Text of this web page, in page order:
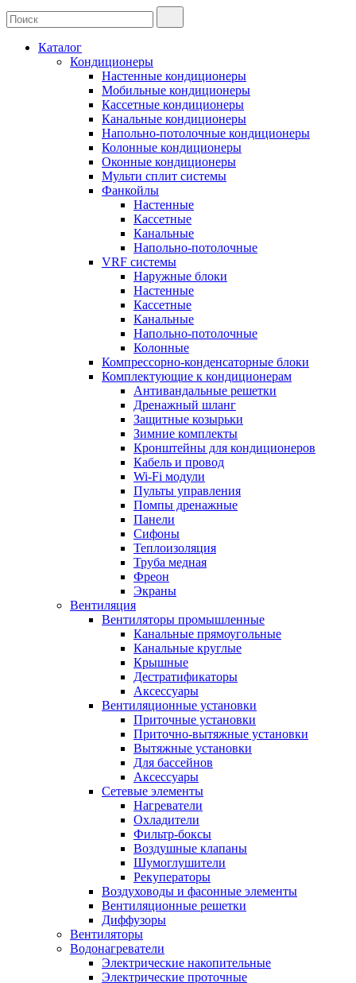
Каталог
Кондиционеры
Настенные кондиционеры
Мобильные кондиционеры
Кассетные кондиционеры
Канальные кондиционеры
Напольно-потолочные кондиционеры
Колонные кондиционеры
Оконные кондиционеры
Мульти сплит системы
Фанкойлы
Настенные
Кассетные
Канальные
Напольно-потолочные
VRF системы
Наружные блоки
Настенные
Кассетные
Канальные
Напольно-потолочные
Колонные
Компрессорно-конденсаторные блоки
Комплектующие к кондиционерам
Антивандальные решетки
Дренажный шланг
Защитные козырьки
Зимние комплекты
Кронштейны для кондиционеров
Кабель и провод
Wi-Fi модули
Пульты управления
Помпы дренажные
Панели
Сифоны
Теплоизоляция
Труба медная
Фреон
Экраны
Вентиляция
Вентиляторы промышленные
Канальные прямоугольные
Канальные круглые
Крышные
Дестратификаторы
Аксессуары
Вентиляционные установки
Приточные установки
Приточно-вытяжные установки
Вытяжные установки
Для бассейнов
Аксессуары
Сетевые элементы
Нагреватели
Охладители
Фильтр-боксы
Воздушные клапаны
Шумоглушители
Рекуператоры
Воздуховоды и фасонные элементы
Вентиляционные решетки
Диффузоры
Вентиляторы
Водонагреватели
Электрические накопительные
Электрические проточные